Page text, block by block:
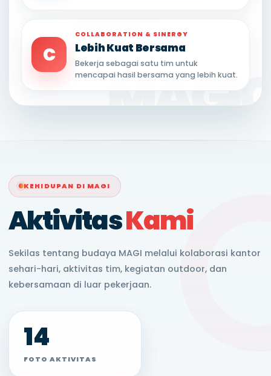
C
COLLABORATION & SINERGY
Lebih Kuat Bersama
Bekerja sebagai satu tim untuk
mencapai hasil bersama yang lebih kuat.
KEHIDUPAN DI MAGI
AktivitasKami
Sekilas tentang budaya MAGI melalui kolaborasi kantor
sehari-hari, aktivitas tim, kegiatan outdoor, dan
kebersamaan di luar pekerjaan.
14
FOTO AKTIVITAS